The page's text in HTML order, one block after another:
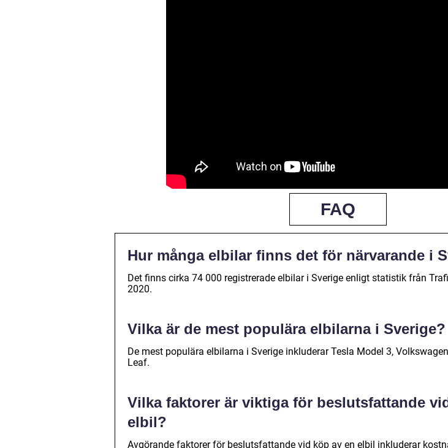
FAQ
Hur många elbilar finns det för närvarande i
Det finns cirka 74 000 registrerade elbilar i Sverige enligt statistik från
2020.
Vilka är de mest populära elbilarna i Sverige?
De mest populära elbilarna i Sverige inkluderar Tesla Model 3,
Leaf.
Vilka faktorer är viktiga för beslutsfattande
elbil?
Avgörande faktorer för beslutsfattande vid köp av en elbil inkluderar